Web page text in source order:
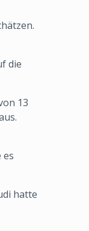
die
13
es
hatte